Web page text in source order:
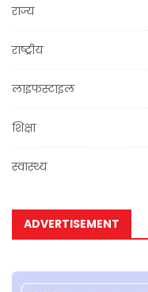
राज्य
राष्ट्रीय
लाइफस्टाइल
शिक्षा
स्वास्थ्य
ADVERTISEMENT